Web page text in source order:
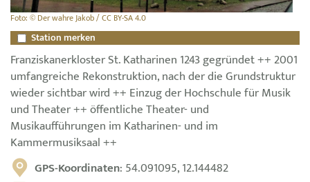
Foto: © Der wahre Jakob / CC BY-SA 4.0
Station merken
Franziskanerkloster St. Katharinen 1243 gegründet ++ 2001
umfangreiche Rekonstruktion, nach der die Grundstruktur
wieder sichtbar wird ++ Einzug der Hochschule für Musik
und Theater ++ öffentliche Theater- und
Musikaufführungen im Katharinen- und im
Kammermusiksaal ++
GPS-Koordinaten: 54.091095, 12.144482